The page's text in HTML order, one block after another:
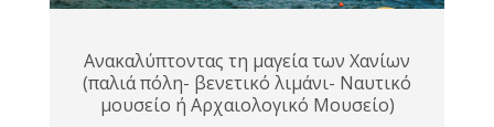
Ανακαλύπτοντας τη μαγεία των Χανίων
(παλιά πόλη- βενετικό λιμάνι- Ναυτικό
μουσείο ή Αρχαιολογικό Μουσείο)